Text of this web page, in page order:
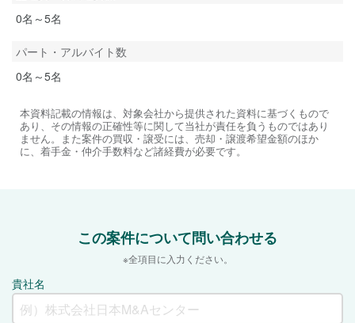
0名～5名
パート・アルバイト数
0名～5名
本資料記載の情報は、対象会社から提供された資料に基づくもので
あり、その情報の正確性等に関して当社が責任を負うものではあり
ません。また案件の買収・譲受には、売却・譲渡希望金額のほか
に、着手金・仲介手数料など諸経費が必要です。